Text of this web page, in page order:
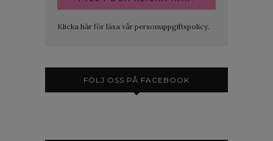
Klicka här för läsa vår personuppgiftspolicy.
FÖLJ OSS PÅ FACEBOOK